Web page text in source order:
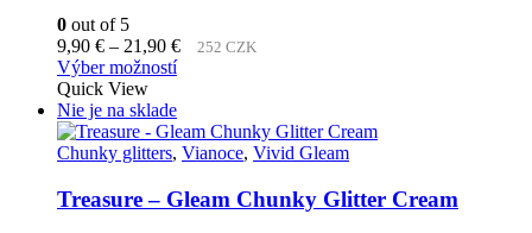
na
stránke
produktu.
0 out of 5
9,90 € – 21,90 €Price
21,90 €
252 CZK
Výber možnostíTento
má
viacero
variantov.
si
môžete
Quick View
Nie je na sklade
Chunky glitters, Vianoce, Vivid Gleam
Treasure – Gleam Chunky Glitter Cream